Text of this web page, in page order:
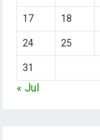
17 18
24 25
31
« Jul